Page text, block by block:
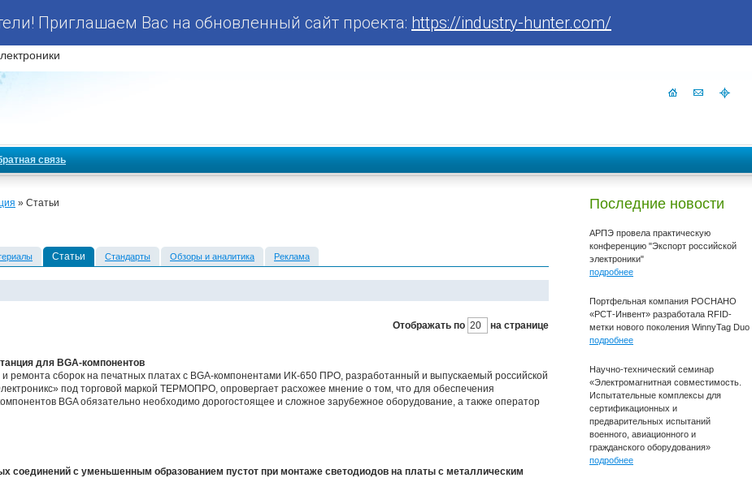
Приглашаем Вас на обновленный сайт проекта: https://industry-hunter.com/
связь
» Статьи
Статьи Стандарты Обзоры и аналитика Реклама
Отображать по на странице
для BGA-компонентов
ремонта сборок на печатных платах с BGA-компонентами ИК‑650 ПРО, разработанный и выпускаемый российской
под торговой маркой ТЕРМОПРО, опровергает расхожее мнение о том, что для обеспечения
BGA обязательно необходимо дорогостоящее и сложное зарубежное оборудование, а также оператор
соединений с уменьшенным образованием пустот при монтаже светодиодов на платы с металлическим
Последние новости
АРПЭ провела практическую
конференцию "Экспорт российской
электроники"
подробнее
Портфельная компания РОСНАНО
«РСТ-Инвент» разработала RFID-
метки нового поколения WinnyTag Duo
подробнее
Научно-технический семинар
«Электромагнитная совместимость.
Испытательные комплексы для
сертификационных и
предварительных испытаний
военного, авиационного и
гражданского оборудования»
подробнее